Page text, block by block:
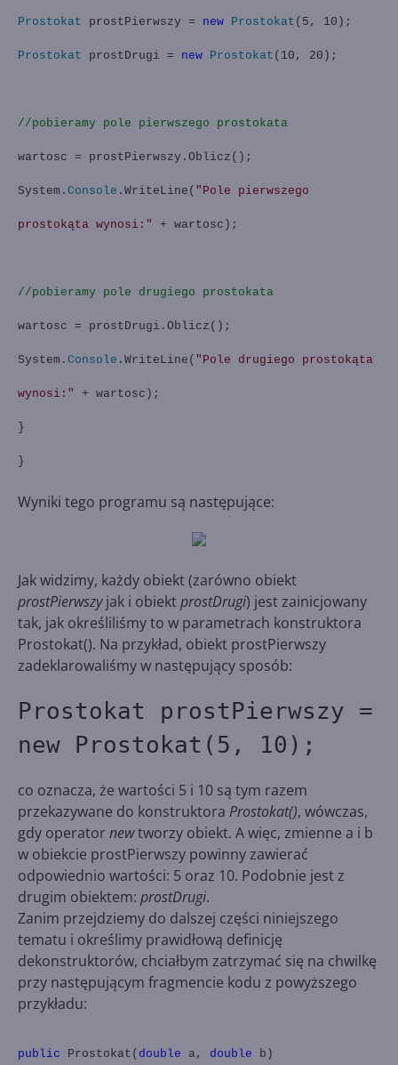
Prostokat prostPierwszy = new Prostokat (5, 10);
Prostokat prostDrugi = new Prostokat (10, 20);
//pobieramy pole pierwszego prostokata
wartosc = prostPierwszy.Oblicz();
System. Console .WriteLine( "Pole pierwszego
prostokąta wynosi:" + wartosc);
//pobieramy pole drugiego prostokata
wartosc = prostDrugi.Oblicz();
System. Console .WriteLine( "Pole drugiego prostokąta
wynosi:" + wartosc);
}
}
Wyniki tego programu są następujące:
Jak widzimy, każdy obiekt (zarówno obiekt
prostPierwszyjak i obiektprostDrugi) jest zainicjowany
tak, jak określiliśmy to w parametrach konstruktora
Prostokat(). Na przykład, obiekt prostPierwszy
zadeklarowaliśmy w następujący sposób:
Prostokat prostPierwszy =
new Prostokat(5, 10);
co oznacza, że wartości 5 i 10 są tym razem
przekazywane do konstruktora Prostokat(), wówczas,
gdy operator newtworzy obiekt. A więc, zmienne a i b
w obiekcie prostPierwszy powinny zawierać
odpowiednio wartości: 5 oraz 10. Podobnie jest z
drugim obiektem: prostDrugi.
Zanim przejdziemy do dalszej części niniejszego
tematu i określimy prawidłową definicję
dekonstruktorów, chciałbym zatrzymać się na chwilkę
przy następującym fragmencie kodu z powyższego
przykładu:
public Prostokat( double a, double b)